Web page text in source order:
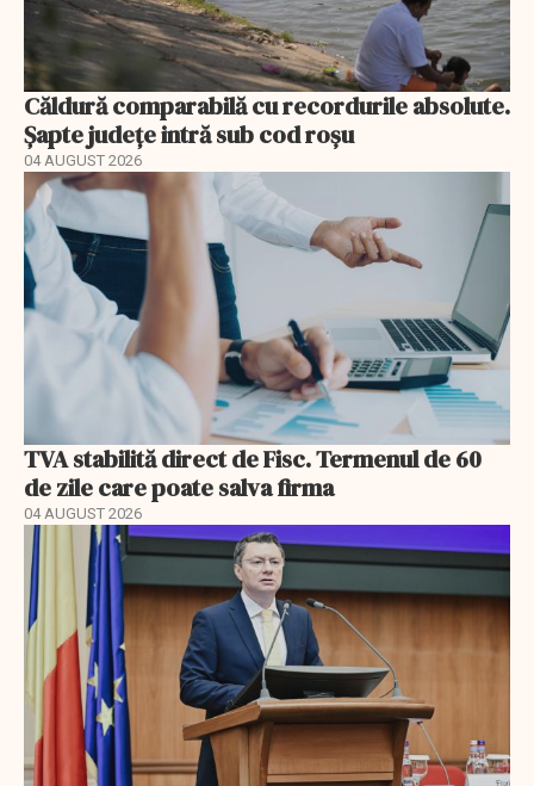
Căldură comparabilă cu recordurile absolute.
Șapte județe intră sub cod roșu
04 AUGUST 2026
TVA stabilită direct de Fisc. Termenul de 60
de zile care poate salva firma
04 AUGUST 2026